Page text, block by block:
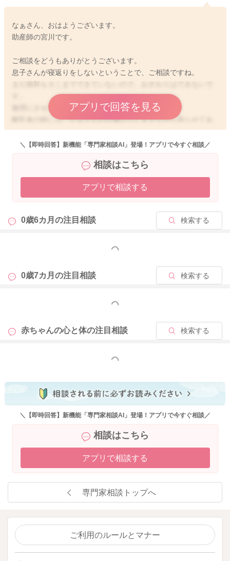
なぁさん、おはようございます。
助産師の宮川です。
ご相談をどうもありがとうございます。
息子さんが寝返りをしないということで、ご相談ですね。
無理にさせる必要はありませんよ。
離乳食の時には、なぁさんのお膝の上に支えながら座らせてあ
げて、食べてもらうようにしたり、椅子に座らせてあげる時に
もバスタオルやクッションなどで支えてあげるようにしてみて
身体を横向きにしても、体を反らせるようにしてしまうという
ことで、お腹の方を見るように丸くなれるよう、息子さんのお
ように誘導されてみるのもいいですよ。
そうして上になっている方の足をお腹の方に引き寄せてゴロン
動き方を知るきっかけがあることで、息子さんの動き方も変わ
そうして引き続き様子を見てみていただけたらと思います。
アプリで回答を見る
2026/5/2 9:04
＼【即時回答】新機能「専門家相談AI」登場！アプリで今すぐ相談／
相談はこちら
アプリで相談する
0歳6カ月の注目相談 検索する
もっと見る
0歳7カ月の注目相談 検索する
もっと見る
赤ちゃんの心と体の注目相談 検索する
もっと見る
＼【即時回答】新機能「専門家相談AI」登場！アプリで今すぐ相談／
相談はこちら
アプリで相談する
専門家相談トップへ
ご利用のルールとマナー